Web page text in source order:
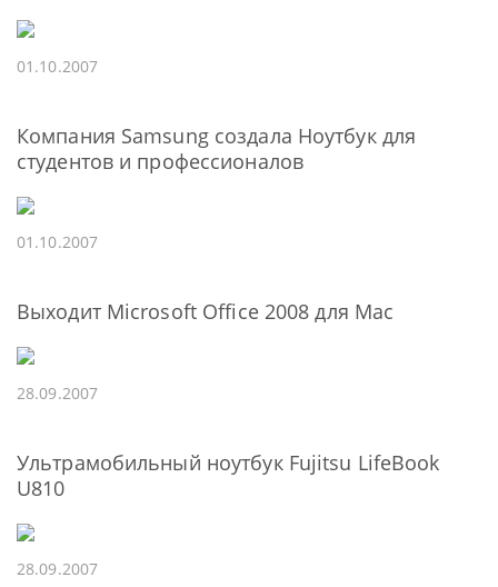
01.10.2007
Компания Samsung создала Ноутбук для
студентов и профессионалов
01.10.2007
Выходит Microsoft Office 2008 для Mac
28.09.2007
Ультрамобильный ноутбук Fujitsu LifeBook
U810
28.09.2007